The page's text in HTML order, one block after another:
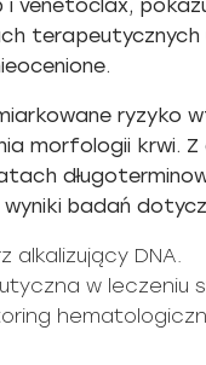
venetoclax,
ryzyko
morfologii krwi.
badań
alkalizujący DNA.
w leczeniu